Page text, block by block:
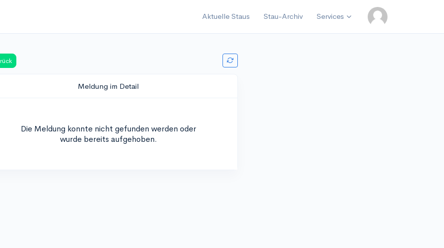
Aktuelle Staus Stau-Archiv Services
Meldung im Detail
Die Meldung konnte nicht gefunden werden oder
wurde bereits aufgehoben.